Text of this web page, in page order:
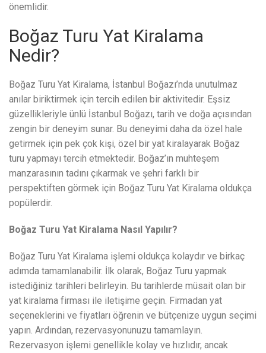
önemlidir.
Boğaz Turu Yat Kiralama
Nedir?
Boğaz Turu Yat Kiralama, İstanbul Boğazı’nda unutulmaz
anılar biriktirmek için tercih edilen bir aktivitedir. Eşsiz
güzellikleriyle ünlü İstanbul Boğazı, tarih ve doğa açısından
zengin bir deneyim sunar. Bu deneyimi daha da özel hale
getirmek için pek çok kişi, özel bir yat kiralayarak Boğaz
turu yapmayı tercih etmektedir. Boğaz’ın muhteşem
manzarasının tadını çıkarmak ve şehri farklı bir
perspektiften görmek için Boğaz Turu Yat Kiralama oldukça
popülerdir.
Boğaz Turu Yat Kiralama Nasıl Yapılır?
Boğaz Turu Yat Kiralama işlemi oldukça kolaydır ve birkaç
adımda tamamlanabilir. İlk olarak, Boğaz Turu yapmak
istediğiniz tarihleri belirleyin. Bu tarihlerde müsait olan bir
yat kiralama firması ile iletişime geçin. Firmadan yat
seçeneklerini ve fiyatları öğrenin ve bütçenize uygun seçimi
yapın. Ardından, rezervasyonunuzu tamamlayın.
Rezervasyon işlemi genellikle kolay ve hızlıdır, ancak